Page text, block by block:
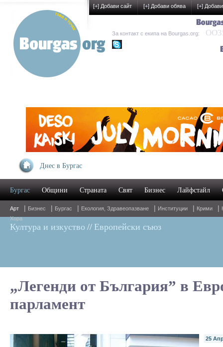
Днес в Бургас
Бургас Общини Страната Свят Бизнес Лайфстайл
Арт | Бизнес | Бургас | Екология, Здравеопазване | Институции | Крими |
Хора
Култура и изкуство // Европейски съюз
„Легенди от България” в
парламент
25
[+] Добави сайт [+] Добави обява [+]
За контакт с екипа на Bourgas.org: